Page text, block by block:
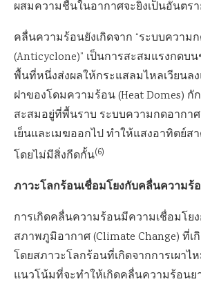
ผสมความชื้นในอากาศจะยิ่งเป็นอันต
คลื่นความร้อนยังเกิดจาก “ระบบความ
(Anticyclone)” เป็นการสะสมแรงกดบ
พื้นที่หนึ่งส่งผลให้กระแสลมไหลเวียนล
ฝาของโดมความร้อน (Heat Domes) กั
สะสมอยู่ที่พื้นราบ ระบบความกดอากา
เย็นและเมฆออกไป ทำให้แสงอาทิตย์ส
โดยไม่มีสิ่งกีดกั้น(6)
ภาวะโลกร้อนเชื่อมโยงกับคลื่นความร้
การเกิดคลื่นความร้อนมีความเชื่อมโย
สภาพภูมิอากาศ (Climate Change) ที่
โดยสภาวะโลกร้อนที่เกิดจากการเผาไ
แนวโน้มที่จะทำให้เกิดคลื่นความร้อนย